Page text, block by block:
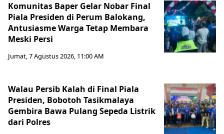
Komunitas Baper Gelar Nobar Final
Piala Presiden di Perum Balokang,
Antusiasme Warga Tetap Membara
Meski Persi
Jumat, 7 Agustus 2026, 11:00 AM
Walau Persib Kalah di Final Piala
Presiden, Bobotoh Tasikmalaya
Gembira Bawa Pulang Sepeda Listrik
dari Polres